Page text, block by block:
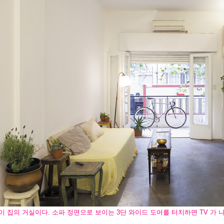
집의 거실이다. 소파 정면으로 보이는 3단 와이드 도어를 터치하면 TV 가